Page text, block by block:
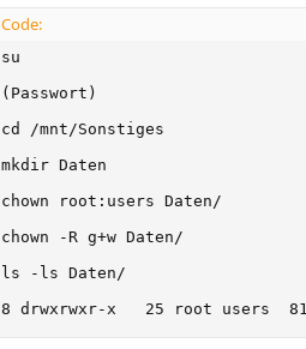
Code:
su
(Passwort)
cd /mnt/Sonstiges
mkdir Daten
chown root:users Daten/
chown -R g+w Daten/
ls -ls Daten/
8 drwxrwxr-x   25 root users